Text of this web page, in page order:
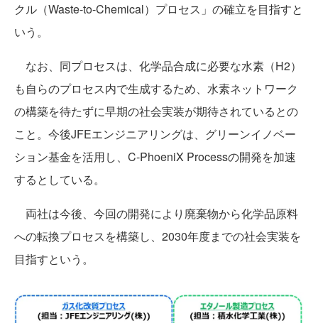
クル（Waste-to-Chemical）プロセス」の確立を目指すと
いう。
なお、同プロセスは、化学品合成に必要な水素（H2）
も自らのプロセス内で生成するため、水素ネットワーク
の構築を待たずに早期の社会実装が期待されているとの
こと。今後JFEエンジニアリングは、グリーンイノベー
ション基金を活用し、C-PhoeniX Processの開発を加速
するとしている。
両社は今後、今回の開発により廃棄物から化学品原料
への転換プロセスを構築し、2030年度までの社会実装を
目指すという。